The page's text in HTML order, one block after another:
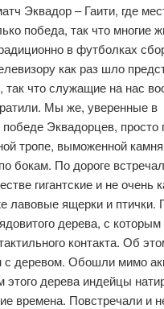
Эквадор – Гаити, где
победа, так что многие
в футболках
как раз шло
так что служащие на нас
Мы же, уверенные в
Эквадорцев,
тропе, выможенной
бокам. По дороге
гигантские и не очень
лавовые ящерки и
дерева, с
контакта. Об
с деревом. Обошли мимо
этого дерева индейцы
времена. Повстречали и